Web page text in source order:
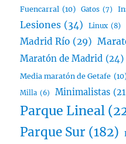
Fuencarral (10) Gatos (7)
Lesiones (34) Linux (8)
Madrid Río (29)
Maratón de Madrid (24)
Media maratón de Getafe
Milla (6) Minimalistas
Parque Lineal
Parque Sur (182)